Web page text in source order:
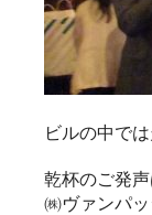
ビルの中で
乾杯のご発
㈱ヴァンパッ